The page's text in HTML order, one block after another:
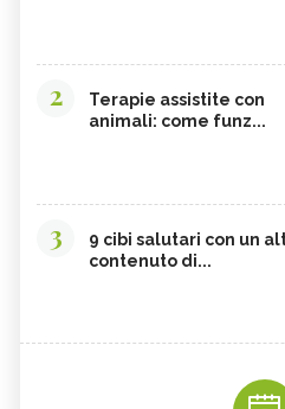
2
Terapie assistite con
animali: come funz...
3
9 cibi salutari con un
contenuto di...